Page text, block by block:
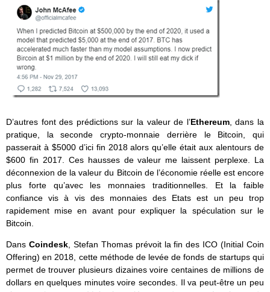
D’autres font des prédictions sur la valeur de l’Ethereum, dans la
pratique, la seconde crypto-monnaie derrière le Bitcoin, qui
passerait à $5000 d’ici fin 2018 alors qu’elle était aux alentours de
$600 fin 2017. Ces hausses de valeur me laissent perplexe. La
déconnexion de la valeur du Bitcoin de l’économie réelle est encore
plus forte qu’avec les monnaies traditionnelles. Et la faible
confiance vis à vis des monnaies des Etats est un peu trop
rapidement mise en avant pour expliquer la spéculation sur le
Bitcoin.
Dans Coindesk, Stefan Thomas prévoit la fin des ICO (Initial Coin
Offering) en 2018, cette méthode de levée de fonds de startups qui
permet de trouver plusieurs dizaines voire centaines de millions de
dollars en quelques minutes voire secondes. Il va peut-être un peu